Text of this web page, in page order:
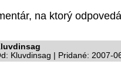
na ktorý
Kluvdinsag | Pridané: 2007-